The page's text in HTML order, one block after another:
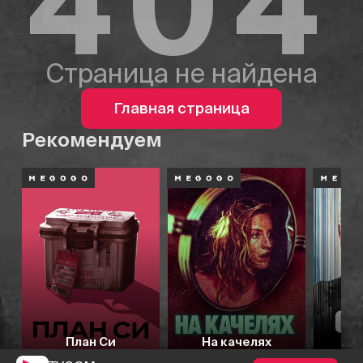
Страница не найдена
Главная страница
Рекомендуем
План Си На качелях